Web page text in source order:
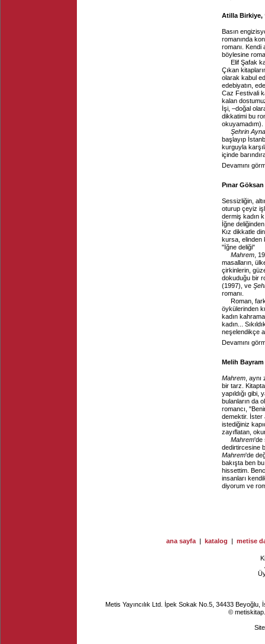
Atilla Birkiye,
Basın
romanında
romanı. Kendi
böylesine
Elif Şafak
Çıkan
olarak kabul
edebiyatın,
Caz Festivali
kalan
İşi, –doğal
dikkatimi bu
okuyamadım).
Şehrin
başlayıp
kurguyla
içinde
Devamını
Pınar
Sessizliğin,
oturup çeyiz
dermiş kadın
İğne
Kız dikkatle
kursa, elinden
"İğne deliği"
Mahrem ,
masalların,
çirkinlerin,
dokuduğu bir
(1997), ve
romanı.
Roman,
öykülerinden
kadın
kadın...
neşelendikçe
Devamını
Melih Bayram
Mahrem ,
bir tarz.
yapıldığı
bulanların da
romancı,
demektir. İster
istediğiniz
zayıflatan,
Mahrem'de
dedirtircesine
Mahrem'de
bakışta ben
hissettim.
insanları
diyorum ve
ana sayfa | katalog | metise
Metis Yayıncılık Ltd. İpek Sokak No.5, 34433
©